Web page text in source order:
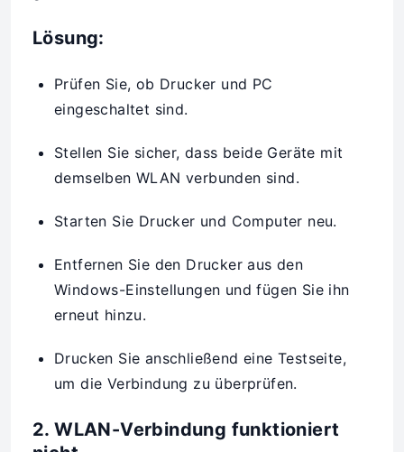
Lösung:
Prüfen Sie, ob Drucker und PC
eingeschaltet sind.
Stellen Sie sicher, dass beide Geräte mit
demselben WLAN verbunden sind.
Starten Sie Drucker und Computer neu.
Entfernen Sie den Drucker aus den
Windows-Einstellungen und fügen Sie ihn
erneut hinzu.
Drucken Sie anschließend eine Testseite,
um die Verbindung zu überprüfen.
2. WLAN-Verbindung funktioniert